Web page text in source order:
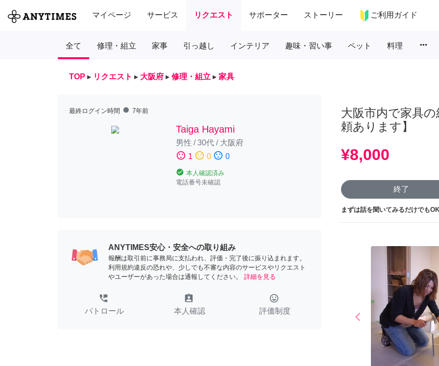
マイページ サービス リクエスト サポーター ストーリー ご利用ガイド
全て 修理・組立 家事 引っ越し インテリア 趣味・習い事 ペット 料理 more_horiz
TOP ▸ リクエスト ▸ 大阪府 ▸ 修理・組立 ▸ 家具
最終ログイン時間 fiber_manual_record 7年前
Taiga Hayami
男性 /30代/ 大阪府
sentiment_satisfied 1 sentiment_neutral 0 sentiment_dissatisfied 0
check_circle 本人確認済み
電話番号未確認
ANYTIMES安心・安全への取り組み
報酬は取引前に事務局に支払われ、評価・完了後に振り込まれます。
利用規約違反の恐れや、少しでも不審な内容のサービスやリクエスト
やユーザーがあった場合は通報してください。
詳細を見る
perm_phone_msg
パトロール
assignment_ind
本人確認
tag_faces
評価制度
大阪市内で家具
頼あります】
¥8,000
終了
まずは話を聞いてみるだけでも
arrow_back_iosPrevious